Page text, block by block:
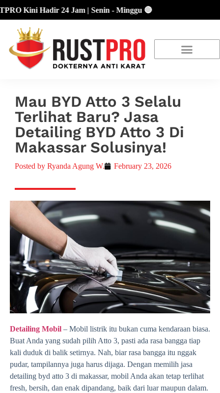
Kini Hadir 24 Jam | Senin - Minggu 🔴
Mau BYD Atto 3 Selalu
Terlihat Baru? Jasa
Detailing BYD Atto 3 Di
Makassar Solusinya!
Posted by Ryanda Agung W. February 23, 2026
Detailing Mobil – Mobil listrik itu bukan cuma kendaraan biasa.
Buat Anda yang sudah pilih Atto 3, pasti ada rasa bangga tiap
kali duduk di balik setirnya. Nah, biar rasa bangga itu nggak
pudar, tampilannya juga harus dijaga. Dengan memilih jasa
detailing byd atto 3 di makassar, mobil Anda akan tetap terlihat
fresh, bersih, dan enak dipandang, baik dari luar maupun dalam.